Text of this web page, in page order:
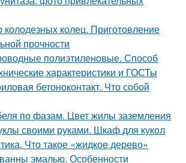
колодезных колец. Приготовление
прочности
полиэтиленовые. Способ
характеристики и ГОСТы
бетоноконтакт. Что собой
по фазам. Цвет жилы заземления
своими руками. Шкаф для кукол
Что такое «жидкое дерево»
эмалью. Особенности